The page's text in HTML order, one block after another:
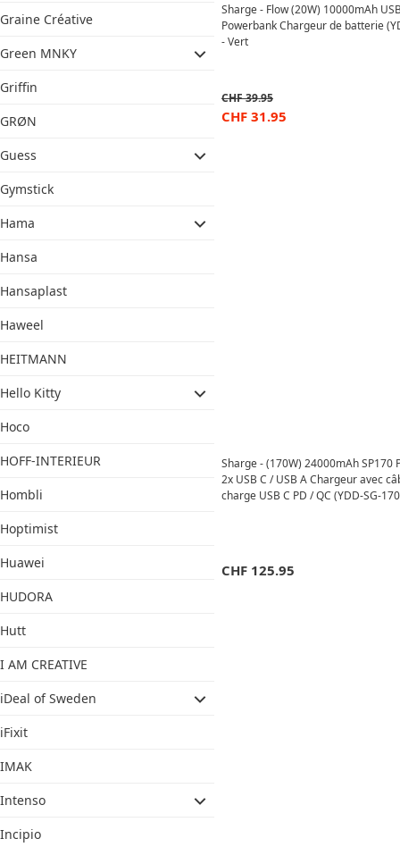
Graine Créative
Green MNKY
Griffin
GRØN
Guess
Gymstick
Hama
Hansa
Hansaplast
Haweel
HEITMANN
Hello Kitty
Hoco
HOFF-INTERIEUR
Hombli
Hoptimist
Huawei
HUDORA
Hutt
I AM CREATIVE
iDeal of Sweden
iFixit
IMAK
Intenso
Incipio
Sharge - Flow (20W) 10000mAh
Powerbank Chargeur de batterie
- Vert
CHF39.95
CHF 31.95
Sharge - (170W) 24000mAh SP170
2x USB C / USB A Chargeur avec
charge USB C PD / QC (YDD-SG-
CHF 125.95